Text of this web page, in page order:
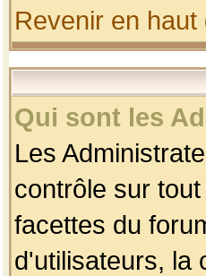
Revenir en haut
Qui sont les
Les
contrôle sur
facettes du
d'utilisateurs, la